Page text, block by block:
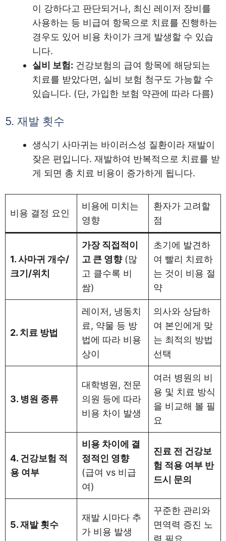
이 강하다고 판단되거나, 최신 레이저 장비를
사용하는 등 비급여 항목으로 치료를 진행하는
경우도 있어 비용 차이가 크게 발생할 수 있습
니다.
실비 보험: 건강보험의 급여 항목에 해당되는
치료를 받았다면, 실비 보험 청구도 가능할 수
있습니다. (단, 가입한 보험 약관에 따라 다름)
5. 재발 횟수
생식기 사마귀는 바이러스성 질환이라 재발이
잦은 편입니다. 재발하여 반복적으로 치료를 받
게 되면 총 치료 비용이 증가하게 됩니다.
비용 결정 요인
비용에 미치는
영향
환자가 고려할
점
1. 사마귀 개수/
크기/위치
가장 직접적이
고 큰 영향(많
고 클수록 비
쌈)
초기에 발견하
여 빨리 치료하
는 것이 비용 절
약
2. 치료 방법
레이저, 냉동치
료, 약물 등 방
법에 따라 비용
상이
의사와 상담하
여 본인에게 맞
는 최적의 방법
선택
3. 병원 종류
대학병원, 전문
의원 등에 따라
비용 차이 발생
여러 병원의 비
용 및 치료 방식
을 비교해 볼 필
요
4. 건강보험 적
용 여부
비용 차이에 결
정적인 영향
(급여 vs 비급
여)
진료 전 건강보
험 적용 여부 반
드시 문의
5. 재발 횟수
재발 시마다 추
가 비용 발생
꾸준한 관리와
면역력 증진 노
력 필요